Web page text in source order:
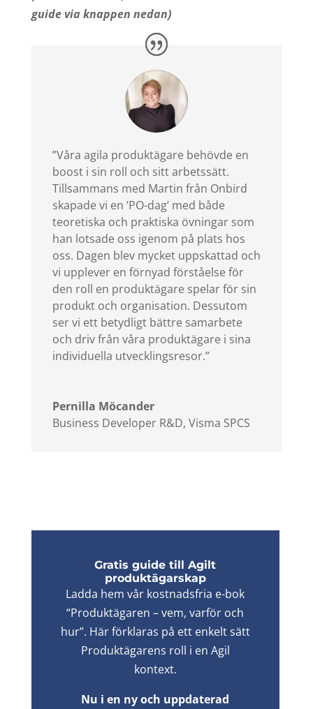
guide via knappen nedan)
”Våra agila produktägare behövde en
boost i sin roll och sitt arbetssätt.
Tillsammans med Martin från Onbird
skapade vi en ’PO-dag’ med både
teoretiska och praktiska övningar som
han lotsade oss igenom på plats hos
oss. Dagen blev mycket uppskattad och
vi upplever en förnyad förståelse för
den roll en produktägare spelar för sin
produkt och organisation. Dessutom
ser vi ett betydligt bättre samarbete
och driv från våra produktägare i sina
individuella utvecklingsresor.”
Pernilla Möcander
Business Developer R&D, Visma SPCS
Gratis guide till Agilt
produktägarskap
Ladda hem vår kostnadsfria e-bok
“Produktägaren – vem, varför och
hur”. Här förklaras på ett enkelt sätt
Produktägarens roll i en Agil
kontext.
Nu i en ny och uppdaterad